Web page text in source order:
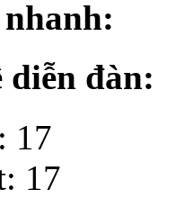
diễn đàn:
17
17